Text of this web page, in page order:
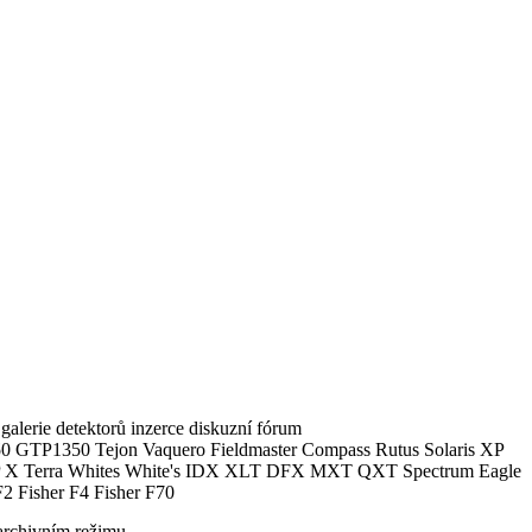
detektorů inzerce diskuzní fórum
Tejon Vaquero Fieldmaster Compass Rutus Solaris XP
Terra Whites White's IDX XLT DFX MXT QXT Spectrum Eagle
Fisher F4 Fisher F70